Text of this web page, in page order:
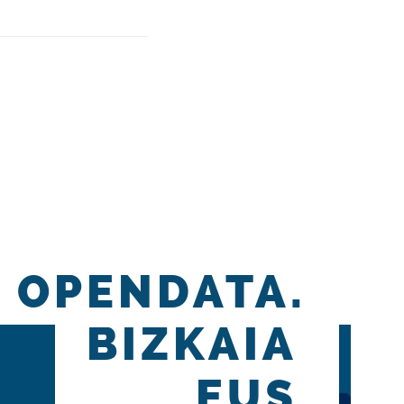
OPENDATA.
BIZKAIA